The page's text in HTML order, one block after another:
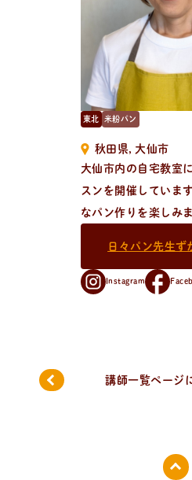
おしらせやイベントなど
日々のパンの活動状況やイベ
日々のパ は？
活動/プロフィールについて
東北 米粉パン
秋田県
大仙市
大仙市内の自宅教室
スンを開催していま
なパン作りを楽しみ
日々パン先生ず
Instagram
講師一覧ページ